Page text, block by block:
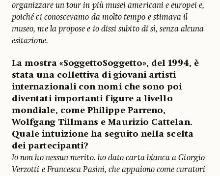
organizzare un tour in più musei americani e europei e,
poiché ci conoscevamo da molto tempo e stimava il
museo, me la propose e io dissi subito di sì, senza alcuna
esitazione.
La mostra «SoggettoSoggetto», del 1994, è
stata una collettiva di giovani artisti
internazionali con nomi che sono poi
diventati importanti figure a livello
mondiale, come Philippe Parreno,
Wolfgang Tillmans e Maurizio Cattelan.
Quale intuizione ha seguito nella scelta
dei partecipanti?
Io non ho nessun merito. ho dato carta bianca a Giorgio
Verzotti e Francesca Pasini, che appaiono come curatori